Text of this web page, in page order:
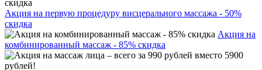
Акция на первую процедуру висцерального массажа - 50%
скидка
Акция на
комбинированный массаж - 85% скидка